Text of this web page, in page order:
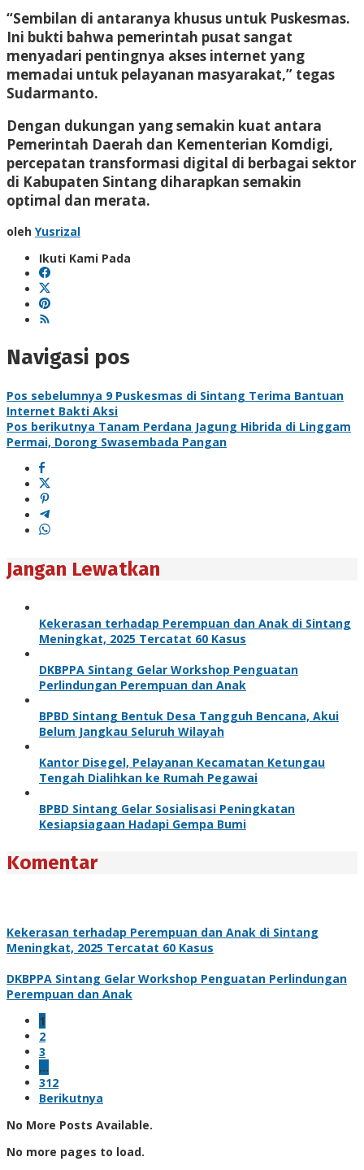
“Sembilan di antaranya khusus untuk Puskesmas.
Ini bukti bahwa pemerintah pusat sangat
menyadari pentingnya akses internet yang
memadai untuk pelayanan masyarakat,” tegas
Sudarmanto.
Dengan dukungan yang semakin kuat antara
Pemerintah Daerah dan Kementerian Komdigi,
percepatan transformasi digital di berbagai sektor
di Kabupaten Sintang diharapkan semakin
optimal dan merata.
oleh Yusrizal
Ikuti Kami Pada
Navigasi pos
Pos sebelumnya 9 Puskesmas di Sintang Terima Bantuan
Internet Bakti Aksi
Pos berikutnya Tanam Perdana Jagung Hibrida di Linggam
Permai, Dorong Swasembada Pangan
Jangan Lewatkan
Kekerasan terhadap Perempuan dan Anak di Sintang
Meningkat, 2025 Tercatat 60 Kasus
DKBPPA Sintang Gelar Workshop Penguatan
Perlindungan Perempuan dan Anak
BPBD Sintang Bentuk Desa Tangguh Bencana, Akui
Belum Jangkau Seluruh Wilayah
Kantor Disegel, Pelayanan Kecamatan Ketungau
Tengah Dialihkan ke Rumah Pegawai
BPBD Sintang Gelar Sosialisasi Peningkatan
Kesiapsiagaan Hadapi Gempa Bumi
Komentar
Kekerasan terhadap Perempuan dan Anak di Sintang
Meningkat, 2025 Tercatat 60 Kasus
DKBPPA Sintang Gelar Workshop Penguatan Perlindungan
Perempuan dan Anak
1
2
3
…
312
Berikutnya
No More Posts Available.
No more pages to load.